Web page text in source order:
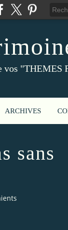
vos "THEMES
ARCHIVES
sans